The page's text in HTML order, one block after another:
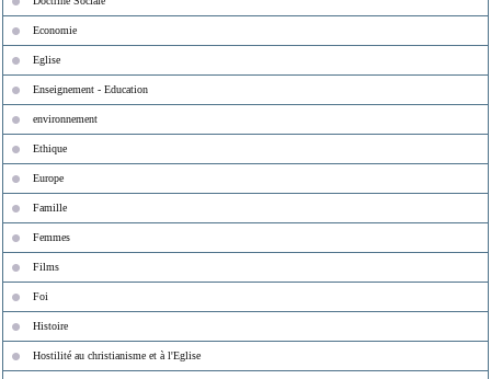
Economie
Eglise
Enseignement - Education
environnement
Ethique
Europe
Famille
Femmes
Films
Foi
Histoire
Hostilité au christianisme et à l'Eglise